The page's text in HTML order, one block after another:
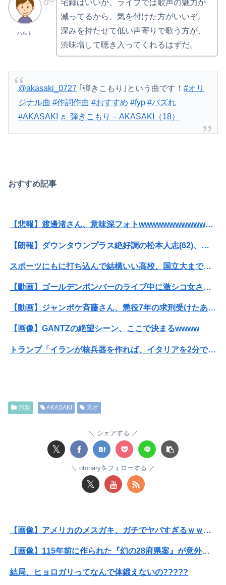
ハルト
宅録はいいが、ライブでは歌声の魅力が
減ってるから、気を付けた方がいいぞ。
深みを持たせて低い声寄りで歌う方が、
渋味増して聴き入ってくれるはずだ。
@akasaki_0727 ｢弾きこもり｣という曲です！#オリ
ジナル曲 #作詞作曲 #おすすめ #fyp #バズれ
#AKASAKI
♬ 弾きこもり – AKASAKI（18）
おすすめ記事
【悲報】渡邊渚さん、意味深フォトwwwwwwwwwwwwwwww（画像あり）
【朗報】ダウンタウンプラス絶好調の松本人志(62)、見た目がいまだにめっちゃ若々しいｗｗｗｗｗｗｗｗｗｗｗｗｗｗｗｗｗｗｗｗｗ（画像あり）
スポーツにもに打ち込んで結構いい高校、国立大までいったのになんであんなんなっちゃったんだろ
【動画】ゴールデンボンバーのライブ中に激シコ女さんが乱入してしまうｗｗｗｗｗ
【動画】ジャンポケ斉藤さん、懲役7年の求刑受けたあとのTikTokライブ配信がヤバすぎると話題にwwwwwwwwwwwwwwwwwwww
【画像】GANTZの絶望シーン、ここで決まるwwww
トランプ「イランが核兵器を作れば、イタリアを2分で消滅させる」メローニ「核を持っている国で実際に使ったアホはアメリカだけｗ」
【悲報】八王子の夏祭り、衛生管理終わってた
義両親「空き家になるし住んでいいよ」私たち「じゃあお言葉に甘えて…」→引っ越した途端、予想外の出来事が待っていて…
邦楽 AKASAKI 天才
シェアする
𝕏
otonaryをフォローする
𝕏
【画像】アメリカのメスガキ、ガチでヤバすぎるｗｗｗｗｗｗｗｗｗｗｗｗｗｗｗｗｗ
【画像】115年前に作られた『幻の28府県案』が意外といいかも →
結局、ヒョロガリってなんで体鍛えないの?????